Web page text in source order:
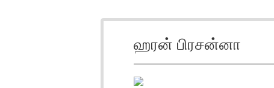
ஹரன் பிரசன்னா